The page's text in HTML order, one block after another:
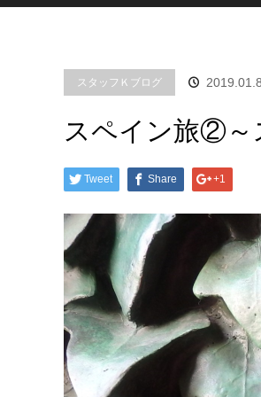
スタッフＫブログ 2019.01.8
スペイン旅②～
Tweet Share +1